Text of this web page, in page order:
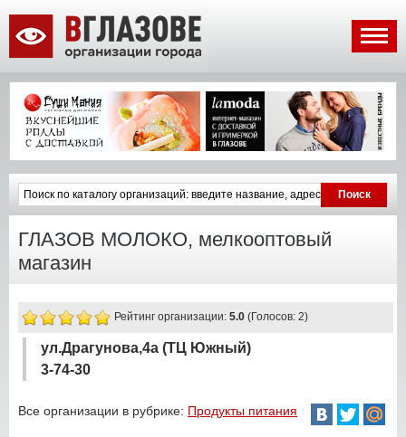
ГЛАЗОВ МОЛОКО, мелкооптовый
магазин
Рейтинг организации: 5.0 (Голосов: 2)
ул.Драгунова,4а (ТЦ Южный)
3-74-30
Все организации в рубрике: Продукты питания